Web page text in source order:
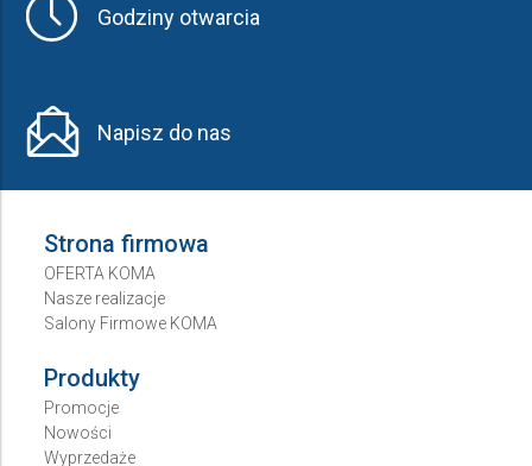
Godziny otwarcia
Napisz do nas
Strona firmowa
OFERTA KOMA
Nasze realizacje
Salony Firmowe KOMA
Produkty
Promocje
Nowości
Wyprzedaże